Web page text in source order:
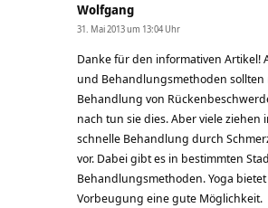
Wolfgang
31. Mai 2013 um 13:04 Uhr
Danke für den informativen Artikel!
und Behandlungsmethoden sollten
Behandlung von
nach tun sie dies. Aber viele ziehen
schnelle Behandlung durch
vor. Dabei gibt es in bestimmten
Behandlungsmethoden. Yoga
Vorbeugung eine gute Möglichkeit.